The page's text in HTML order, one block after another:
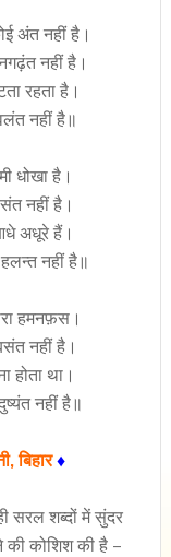
अंत नहीं है।
नहीं है।
रहता है।
नहीं है॥
धोखा है।
नहीं है।
अधूरे हैं।
नहीं है॥
हमनफ़स।
नहीं है।
होता था।
नहीं है॥
बिहार ♦
सरल शब्दों में सुंदर
कोशिश की है –